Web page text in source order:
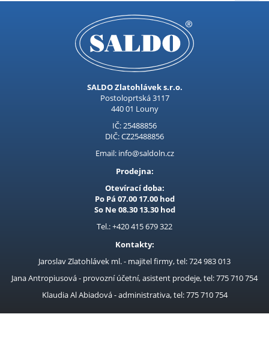
SALDO Zlatohlávek s.r.o.
Postoloprtská 3117
440 01 Louny
IČ: 25488856
DIČ: CZ25488856
Email: info@saldoln.cz
Prodejna:
Otevírací doba:
Po Pá 07.00 17.00 hod
So Ne 08.30 13.30 hod
Tel.: +420 415 679 322
Kontakty:
Jaroslav Zlatohlávek ml. - majitel firmy, tel: 724 983 013
Jana Antropiusová - provozní účetní, asistent prodeje, tel: 775 710 754
Klaudia Al Abiadová - administrativa, tel: 775 710 754